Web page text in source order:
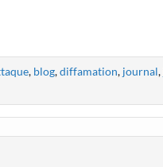
, blog,diffamation, journal,